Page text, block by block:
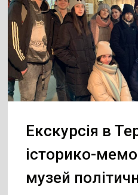
Екскурсія в
історико-
музей